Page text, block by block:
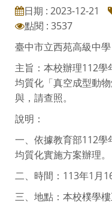
日期 : 2023-12-21
點閱 : 3537
臺中市立西苑高級中
主旨：本校辦理112
均質化「真空成型動
與，請查照。
說明：
一、依據教育部112
均質化實施方案辦理。
二、時間：113年1月
三、地點：本校樸學樓